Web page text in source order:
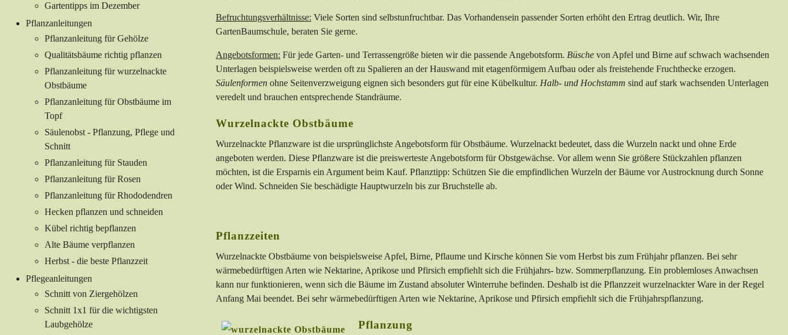
Gartentipps im Dezember
Pflanzanleitungen
Pflanzanleitung für Gehölze
Qualitätsbäume richtig pflanzen
Pflanzanleitung für wurzelnackte
Obstbäume
Pflanzanleitung für Obstbäume im
Topf
Säulenobst - Pflanzung, Pflege und
Schnitt
Pflanzanleitung für Stauden
Pflanzanleitung für Rosen
Pflanzanleitung für Rhododendren
Hecken pflanzen und schneiden
Kübel richtig bepflanzen
Alte Bäume verpflanzen
Herbst - die beste Pflanzzeit
Pflegeanleitungen
Schnitt von Ziergehölzen
Schnitt 1x1 für die wichtigsten
Laubgehölze
Befruchtungsverhältnisse: Viele Sorten sind selbstunfruchtbar. Das Vorhandensein passender Sorten erhöht den Ertrag deutlich. Wir, Ihre
GartenBaumschule, beraten Sie gerne.
Angebotsformen: Für jede Garten- und Terrassengröße bieten wir die passende Angebotsform. Büsche von Apfel und Birne auf schwach wachsenden
Unterlagen beispielsweise werden oft zu Spalieren an der Hauswand mit etagenförmigem Aufbau oder als freistehende Fruchthecke erzogen.
Säulenformen ohne Seitenverzweigung eignen sich besonders gut für eine Kübelkultur. Halb- und Hochstamm sind auf stark wachsenden Unterlagen
veredelt und brauchen entsprechende Standräume.
Wurzelnackte Obstbäume
Wurzelnackte Pflanzware ist die ursprünglichste Angebotsform für Obstbäume. Wurzelnackt bedeutet, dass die Wurzeln nackt und ohne Erde
angeboten werden. Diese Pflanzware ist die preiswerteste Angebotsform für Obstgewächse. Vor allem wenn Sie größere Stückzahlen pflanzen
möchten, ist die Ersparnis ein Argument beim Kauf. Pflanztipp: Schützen Sie die empfindlichen Wurzeln der Bäume vor Austrocknung durch Sonne
oder Wind. Schneiden Sie beschädigte Hauptwurzeln bis zur Bruchstelle ab.
Pflanzzeiten
Wurzelnackte Obstbäume von beispielsweise Apfel, Birne, Pflaume und Kirsche können Sie vom Herbst bis zum Frühjahr pflanzen. Bei sehr
wärmebedürftigen Arten wie Nektarine, Aprikose und Pfirsich empfiehlt sich die Frühjahrs- bzw. Sommerpflanzung. Ein problemloses Anwachsen
kann nur funktionieren, wenn sich die Bäume im Zustand absoluter Winterruhe befinden. Deshalb ist die Pflanzzeit wurzelnackter Ware in der Regel
Anfang Mai beendet. Bei sehr wärmebedürftigen Arten wie Nektarine, Aprikose und Pfirsich empfiehlt sich die Frühjahrspflanzung.
Pflanzung